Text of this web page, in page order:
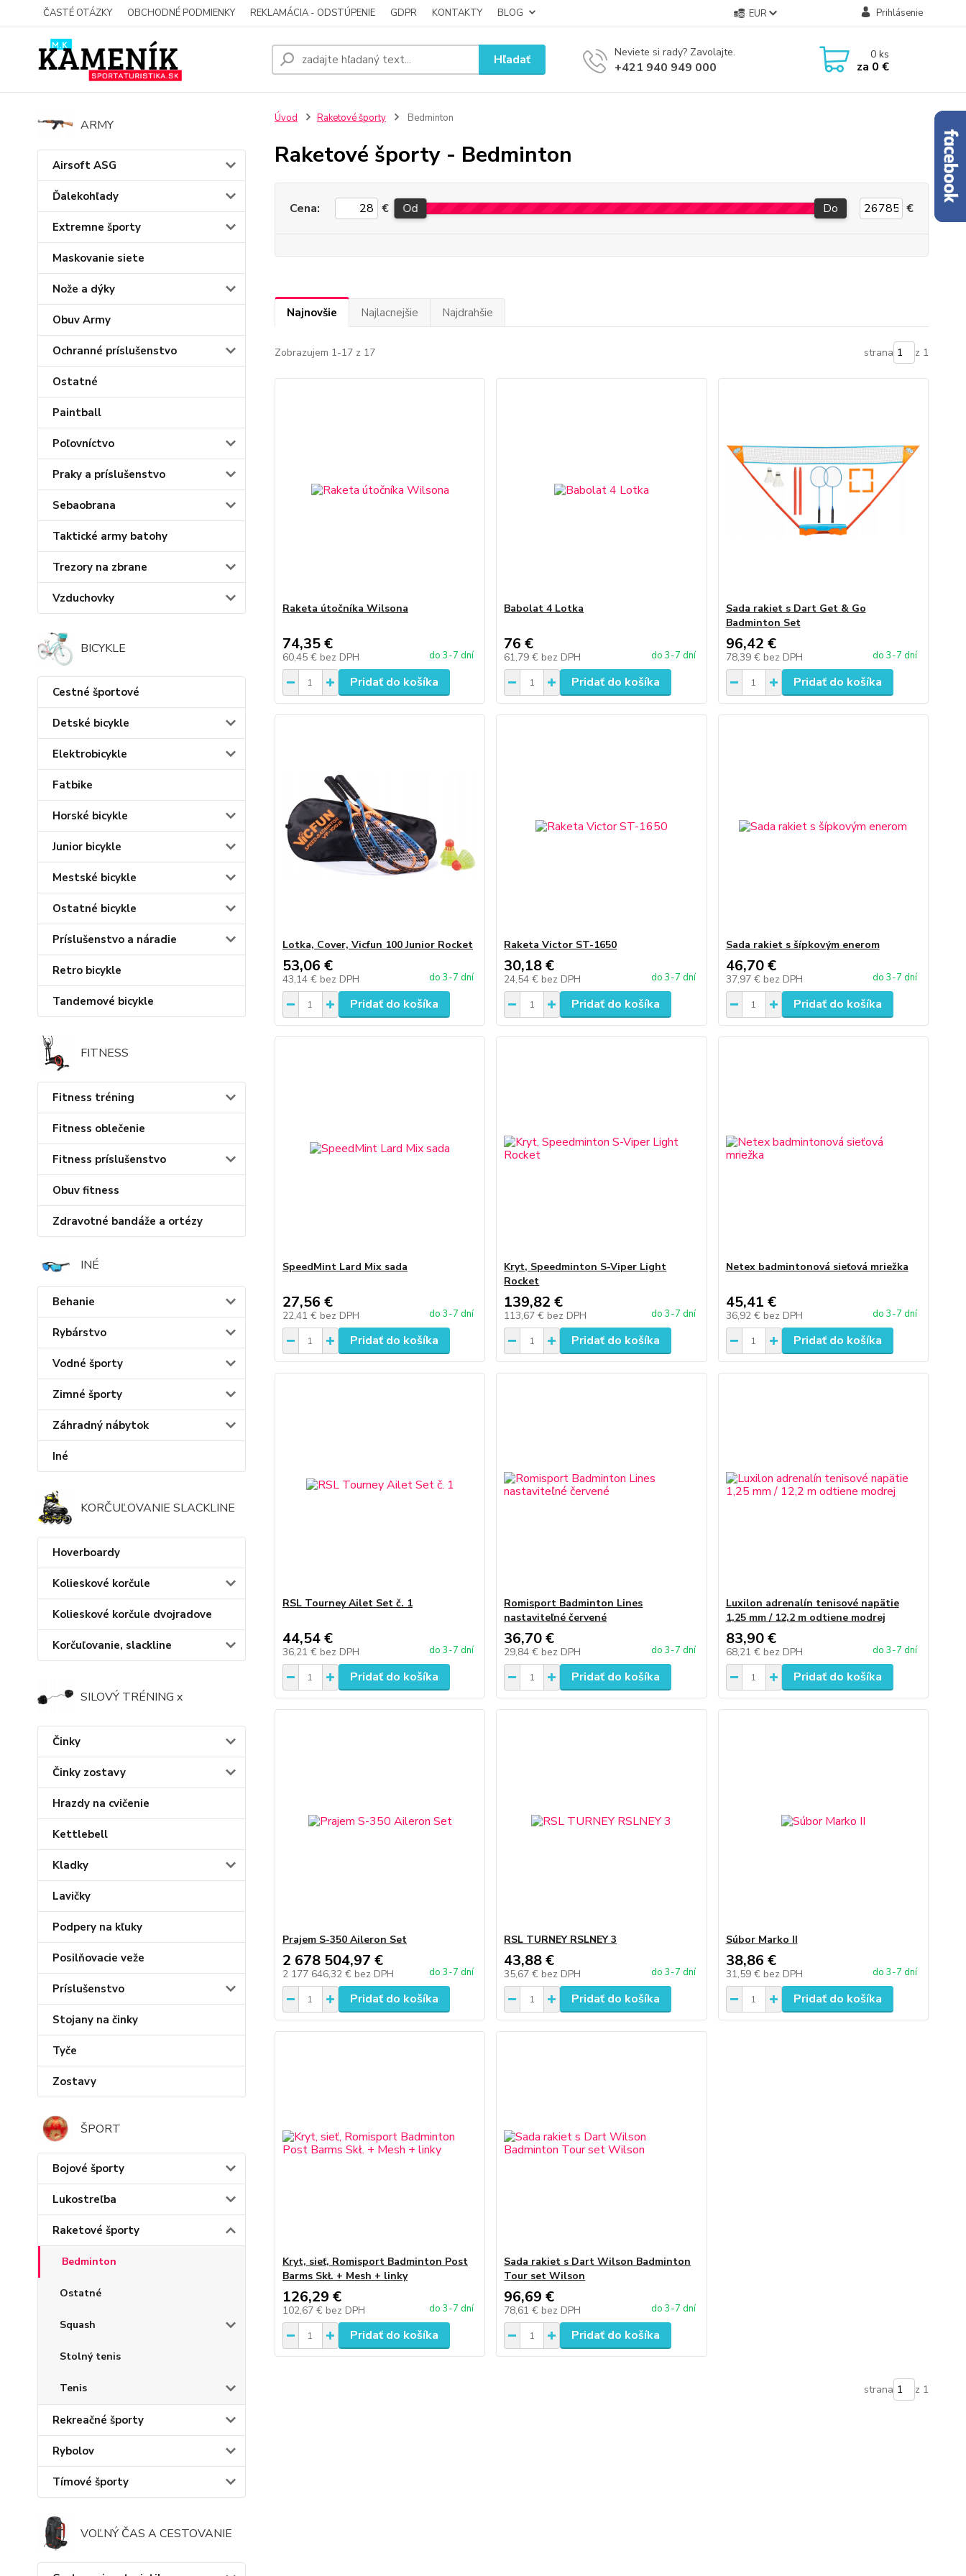
ČASTÉ OTÁZKY OBCHODNÉ PODMIENKY REKLAMÁCIA - ODSTÚPENIE GDPR KONTAKTY BLOG EUR Prihlásenie
Hľadať Neviete si rady? Zavolajte.
+421 940 949 000
0ks
za 0 €
ARMY
Airsoft ASG
Ďalekohľady
Extremne športy
Maskovanie siete
Nože a dýky
Obuv Army
Ochranné príslušenstvo
Ostatné
Paintball
Poľovníctvo
Praky a príslušenstvo
Sebaobrana
Taktické army batohy
Trezory na zbrane
Vzduchovky
BICYKLE
Cestné športové
Detské bicykle
Elektrobicykle
Fatbike
Horské bicykle
Junior bicykle
Mestské bicykle
Ostatné bicykle
Príslušenstvo a náradie
Retro bicykle
Tandemové bicykle
FITNESS
Fitness tréning
Fitness oblečenie
Fitness príslušenstvo
Obuv fitness
Zdravotné bandáže a ortézy
INÉ
Behanie
Rybárstvo
Vodné športy
Zimné športy
Záhradný nábytok
Iné
KORČUĽOVANIE SLACKLINE
Hoverboardy
Kolieskové korčule
Kolieskové korčule dvojradove
Korčuľovanie, slackline
SILOVÝ TRÉNING x
Činky
Činky zostavy
Hrazdy na cvičenie
Kettlebell
Kladky
Lavičky
Podpery na kľuky
Posilňovacie veže
Príslušenstvo
Stojany na činky
Tyče
Zostavy
ŠPORT
Bojové športy
Lukostreľba
Raketové športy
Bedminton
Ostatné
Squash
Stolný tenis
Tenis
Rekreačné športy
Rybolov
Tímové športy
VOĽNÝ ČAS A CESTOVANIE
Úvod Raketové športy Bedminton
Raketové športy - Bedminton
Cena: € Od Do €
Najnovšie Najlacnejšie Najdrahšie
Zobrazujem 1-17 z 17 strana z 1
Raketa útočníka Wilsona
74,35 €
60,45 € bez DPH do 3-7 dní
Pridať do košíka
Babolat 4 Lotka
76 €
61,79 € bez DPH do 3-7 dní
Pridať do košíka
Sada rakiet s Dart Get & Go
Badminton Set
96,42 €
78,39 € bez DPH do 3-7 dní
Pridať do košíka
Lotka, Cover, Vicfun 100 Junior Rocket
53,06 €
43,14 € bez DPH do 3-7 dní
Pridať do košíka
Raketa Victor ST-1650
30,18 €
24,54 € bez DPH do 3-7 dní
Pridať do košíka
Sada rakiet s šípkovým enerom
46,70 €
37,97 € bez DPH do 3-7 dní
Pridať do košíka
SpeedMint Lard Mix sada
27,56 €
22,41 € bez DPH do 3-7 dní
Pridať do košíka
Kryt, Speedminton S-Viper Light
Rocket
139,82 €
113,67 € bez DPH do 3-7 dní
Pridať do košíka
Netex badmintonová sieťová mriežka
45,41 €
36,92 € bez DPH do 3-7 dní
Pridať do košíka
RSL Tourney Ailet Set č. 1
44,54 €
36,21 € bez DPH do 3-7 dní
Pridať do košíka
Romisport Badminton Lines
nastaviteľné červené
36,70 €
29,84 € bez DPH do 3-7 dní
Pridať do košíka
Luxilon adrenalín tenisové napätie
1,25 mm / 12,2 m odtiene modrej
83,90 €
68,21 € bez DPH do 3-7 dní
Pridať do košíka
Prajem S-350 Aileron Set
2 678 504,97 €
2 177 646,32 € bez DPH do 3-7 dní
Pridať do košíka
RSL TURNEY RSLNEY 3
43,88 €
35,67 € bez DPH do 3-7 dní
Pridať do košíka
Súbor Marko II
38,86 €
31,59 € bez DPH do 3-7 dní
Pridať do košíka
Kryt, sieť, Romisport Badminton Post
Barms Skł. + Mesh + linky
126,29 €
102,67 € bez DPH do 3-7 dní
Pridať do košíka
Sada rakiet s Dart Wilson Badminton
Tour set Wilson
96,69 €
78,61 € bez DPH do 3-7 dní
Pridať do košíka
strana z 1